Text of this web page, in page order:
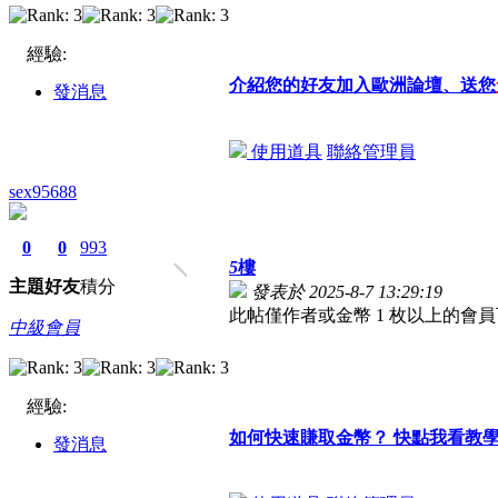
經驗:
發消息
介紹您的好友加入歐洲論壇、送您
使用道具 聯絡管理員
sex95688
0
主題
0
好友
993
積分
中級會員
經驗:
發消息
5樓
發表於 2025-8-7 13:29:19
此帖僅作者或金幣 1 枚以上的會
如何快速賺取金幣？ 快點我看教學